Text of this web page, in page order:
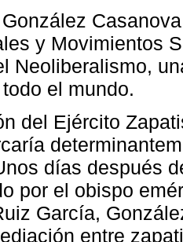
y Movimientos
Neoliberalismo,
el mundo.
del Ejército
días después
por el obispo
García,
entre